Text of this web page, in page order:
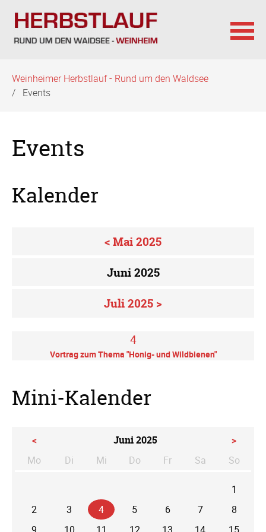
überspringen
Weinheimer Herbstlauf - Rund um den Waldsee
Events
Events
Kalender
< Mai 2025
Juni 2025
Juli 2025 >
4
Vortrag zum Thema "Honig- und Wildbienen"
Mini-Kalender
< Juni 2025
>
Mo
Di enstag
Mi ttwoch
Do nnerstag
Fr Sa mstagSo
1
2
3 4 5 6 7
8